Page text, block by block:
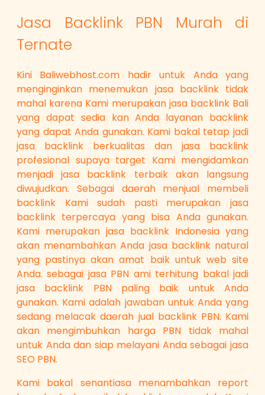
Jasa Backlink PBN Murah di
Ternate
Kini Baliwebhost.com hadir untuk Anda yang
menginginkan menemukan jasa backlink tidak
mahal karena Kami merupakan jasa backlink Bali
yang dapat sedia kan Anda layanan backlink
yang dapat Anda gunakan. Kami bakal tetap jadi
jasa backlink berkualitas dan jasa backlink
profesional supaya target Kami mengidamkan
menjadi jasa backlink terbaik akan langsung
diwujudkan. Sebagai daerah menjual membeli
backlink Kami sudah pasti merupakan jasa
backlink terpercaya yang bisa Anda gunakan.
Kami merupakan jasa backlink Indonesia yang
akan menambahkan Anda jasa backlink natural
yang pastinya akan amat baik untuk web site
Anda. sebagai jasa PBN ami terhitung bakal jadi
jasa backlink PBN paling baik untuk Anda
gunakan. Kami adalah jawaban untuk Anda yang
sedang melacak daerah jual backlink PBN. Kami
akan mengimbuhkan harga PBN tidak mahal
untuk Anda dan siap melayani Anda sebagai jasa
SEO PBN.
Kami bakal senantiasa menambahkan report